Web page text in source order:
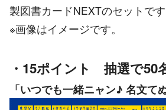
製図書カードNEXTのセットです
※画像はイメージです。
・15ポイント 抽選で50
「いつでも一緒ニャン♪ 名文て